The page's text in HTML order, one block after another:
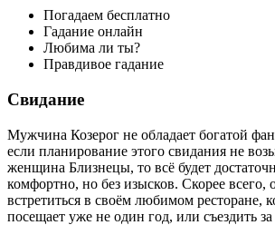
Погадаем бесплатно
Гадание онлайн
Любима ли ты?
Правдивое гадание
Свидание
Мужчина Козерог не обладает богатой
если планирование этого свидания не
женщина Близнецы, то всё будет
комфортно, но без изысков. Скорее всего,
встретиться в своём любимом ресторане,
посещает уже не один год, или съездить за